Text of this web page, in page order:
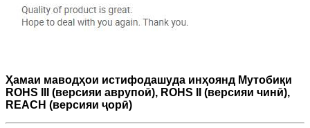
Ҳамаи маводҳои истифодашуда инҳоянд Мутобиқи
ROHS III (версияи аврупоӣ), ROHS II (версияи чинӣ),
REACH (версияи ҷорӣ)